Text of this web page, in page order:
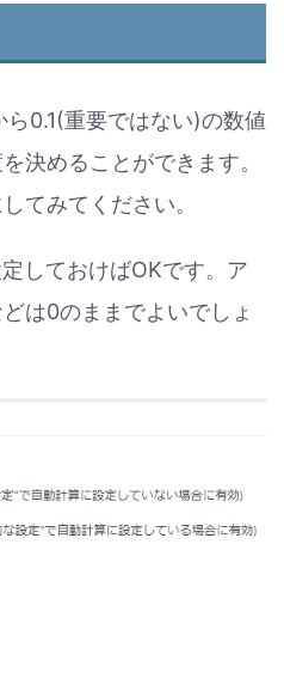
0.1(重要ではない)の数値
決めることができます。
てみてください。
しておけばOKです。ア
は0のままでよいでしょ